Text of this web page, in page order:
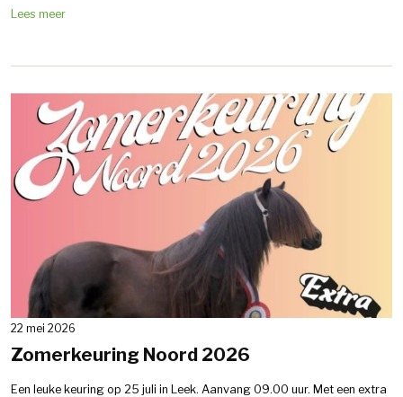
Lees meer
22 mei 2026
Zomerkeuring Noord 2026
Een leuke keuring op 25 juli in Leek. Aanvang 09.00 uur. Met een extra